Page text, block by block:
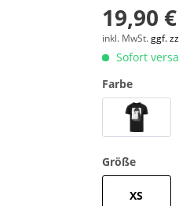
19,90
inkl. MwSt.ggf.
Sofort
Farbe
Größe
XS